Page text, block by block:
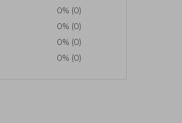
0% (0)
0% (0)
0% (0)
0% (0)